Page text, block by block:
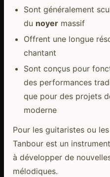
Sont généralement
du noyermassif
Offrent une longue
chantant
Sont conçus pour
des performances
que pour des projets
moderne
Pour les guitaristes ou
Tanbour est un
à développer de
mélodiques.